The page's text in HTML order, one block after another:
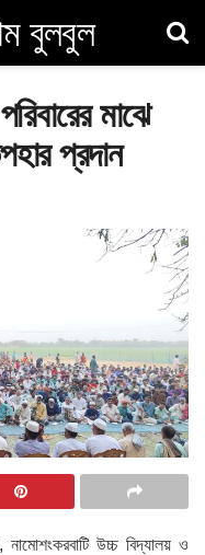
বুলবুল
মাঝে
প্রদান
নামোশংকরবাটি উচ্চ বিদ্যালয় ও